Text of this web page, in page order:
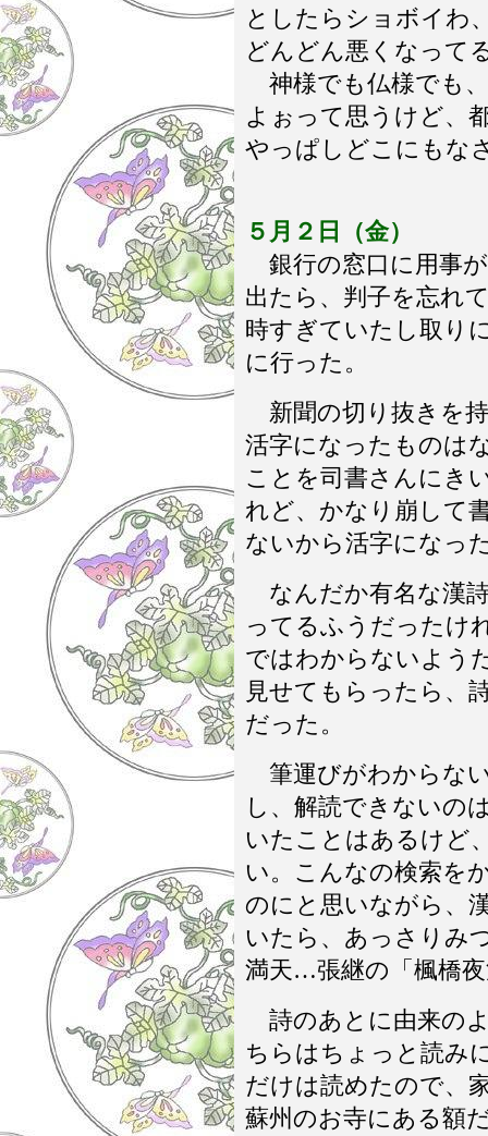
としたらショボイわ
どんどん悪くなって
神様でも仏様でも
よぉって思うけど、
やっぱしどこにもな
５月２日（金）
銀行の窓口に用事
出たら、判子を忘れ
時すぎていたし取り
に行った。
新聞の切り抜きを
活字になったものは
ことを司書さんにき
れど、かなり崩して
ないから活字になっ
なんだか有名な漢
ってるふうだったけ
ではわからないよう
見せてもらったら、
だった。
筆運びがわからな
し、解読できないの
いたことはあるけど
い。こんなの検索を
のにと思いながら、
いたら、あっさりみ
満天…張継の「楓橋
詩のあとに由来の
ちらはちょっと読み
だけは読めたので、
蘇州のお寺にある額